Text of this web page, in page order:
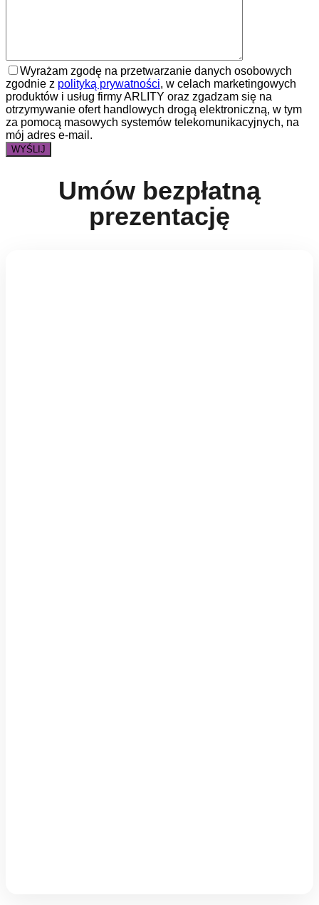
Wyrażam zgodę na przetwarzanie danych osobowych
zgodnie z polityką prywatności, w celach marketingowych
produktów i usług firmy ARLITY oraz zgadzam się na
otrzymywanie ofert handlowych drogą elektroniczną, w tym
za pomocą masowych systemów telekomunikacyjnych, na
mój adres e-mail.
Umów bezpłatną
prezentację